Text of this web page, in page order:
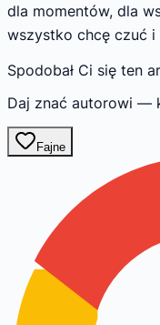
dla momentów, dla
wszystko chcę czuć i
Spodobał Ci się ten
Daj znać autorowi —
Fajne